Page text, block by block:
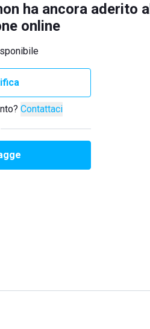
ha ancora aderito al
online
Contattaci